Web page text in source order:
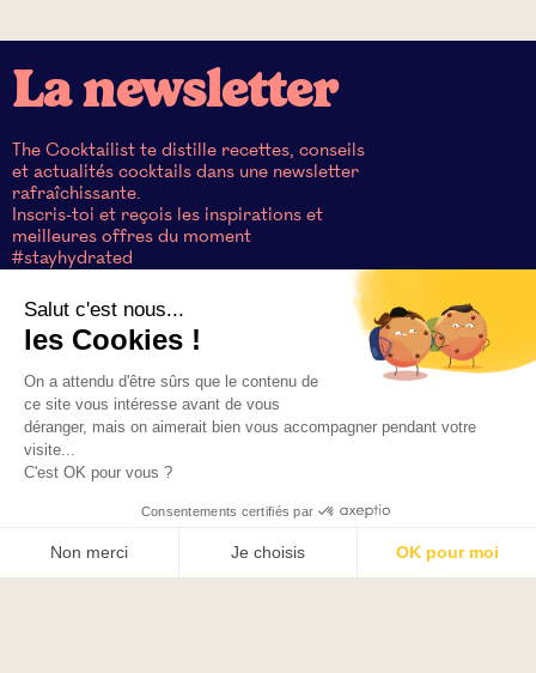
La newsletter
The Cocktailist te distille recettes, conseils
et actualités cocktails dans une newsletter
rafraîchissante.
Inscris-toi et reçois les inspirations et
meilleures offres du moment
#stayhydrated
Le shop
Le concept
Abonnement
Salut c'est nous...
les Cookies !
On a attendu d'être sûrs que le contenu de
ce site vous intéresse avant de vous
déranger, mais on aimerait bien vous accompagner pendant votre
visite...
C'est OK pour vous ?
Consentements certifiés par
Non merci Je choisis OK pour moi